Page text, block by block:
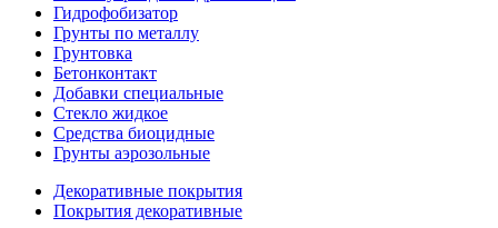
Гидрофобизатор
Грунты по металлу
Грунтовка
Бетонконтакт
Добавки специальные
Стекло жидкое
Средства биоцидные
Грунты аэрозольные
Декоративные покрытия
Покрытия декоративные